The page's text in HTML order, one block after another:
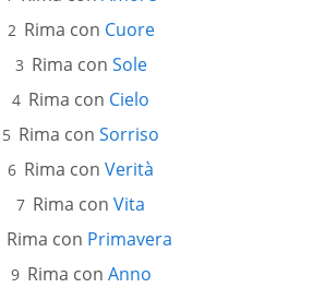
Rima con Cuore
Rima con Sole
Rima con Cielo
Rima con Sorriso
Rima con Verità
Rima con Vita
Rima con Primavera
Rima con Anno